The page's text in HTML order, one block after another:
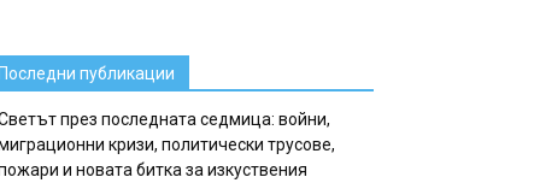
публикации
през последната седмица: войни,
кризи, политически трусове,
и новата битка за изкуствения